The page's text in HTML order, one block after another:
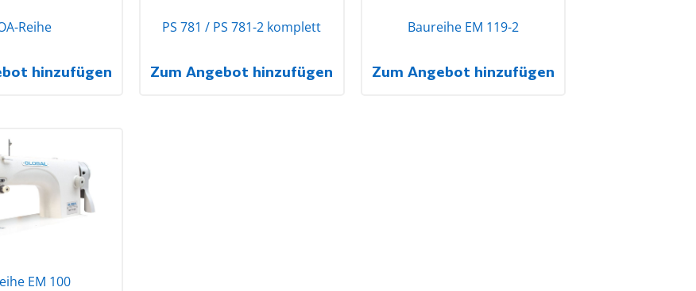
Reihe
hinzufügen
PS 781 / PS 781-2 komplett
Zum Angebot hinzufügen
Baureihe EM 119-2
Zum Angebot hinzufügen
EM 100